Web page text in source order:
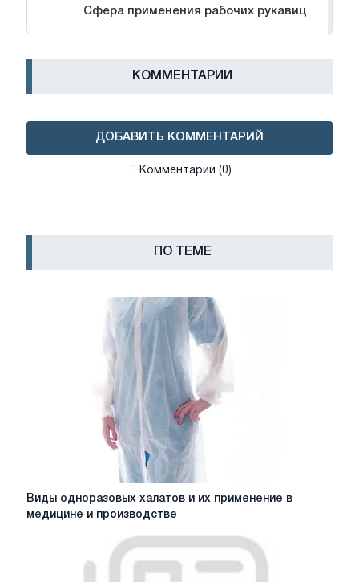
Сфера применения рабочих рукавиц
КОММЕНТАРИИ
ДОБАВИТЬ КОММЕНТАРИЙ
Комментарии (0)
ПО ТЕМЕ
Виды
Виды одноразовых халатов и их применение в
медицине и производстве